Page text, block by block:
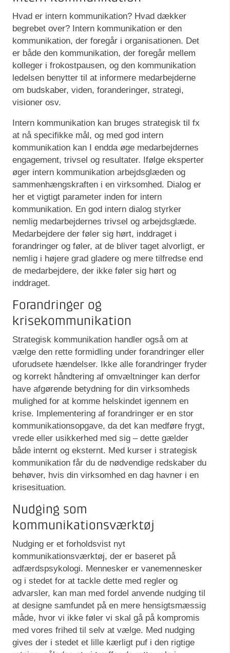
Hvad er intern kommunikation? Hvad dækker
begrebet over? Intern kommunikation er den
kommunikation, der foregår i organisationen. Det
er både den kommunikation, der foregår mellem
kolleger i frokostpausen, og den kommunikation
ledelsen benytter til at informere medarbejderne
om budskaber, viden, foranderinger, strategi,
visioner osv.
Intern kommunikation kan bruges strategisk til fx
at nå specifikke mål, og med god intern
kommunikation kan I endda øge medarbejdernes
engagement, trivsel og resultater. Ifølge eksperter
øger intern kommunikation arbejdsglæden og
sammenhængskraften i en virksomhed. Dialog er
her et vigtigt parameter inden for intern
kommunikation. En god intern dialog styrker
nemlig medarbejdernes trivsel og arbejdsglæde.
Medarbejdere der føler sig hørt, inddraget i
forandringer og føler, at de bliver taget alvorligt, er
nemlig i højere grad gladere og mere tilfredse end
de medarbejdere, der ikke føler sig hørt og
inddraget.
Forandringer og
krisekommunikation
Strategisk kommunikation handler også om at
vælge den rette formidling under forandringer eller
uforudsete hændelser. Ikke alle forandringer fryder
og korrekt håndtering af omvæltninger kan derfor
have afgørende betydning for din virksomheds
mulighed for at komme helskindet igennem en
krise. Implementering af forandringer er en stor
kommunikationsopgave, da det kan medføre frygt,
vrede eller usikkerhed med sig – dette gælder
både internt og eksternt. Med kurser i strategisk
kommunikation får du de nødvendige redskaber du
behøver, hvis din virksomhed en dag havner i en
krisesituation.
Nudging som
kommunikationsværktøj
Nudging er et forholdsvist nyt
kommunikationsværktøj, der er baseret på
adfærdspsykologi. Mennesker er vanemennesker
og i stedet for at tackle dette med regler og
advarsler, kan man med fordel anvende nudging til
at designe samfundet på en mere hensigtsmæssig
måde, hvor vi ikke føler vi skal gå på kompromis
med vores frihed til selv at vælge. Med nudging
gives der i stedet et lille kærligt puf i den rigtige